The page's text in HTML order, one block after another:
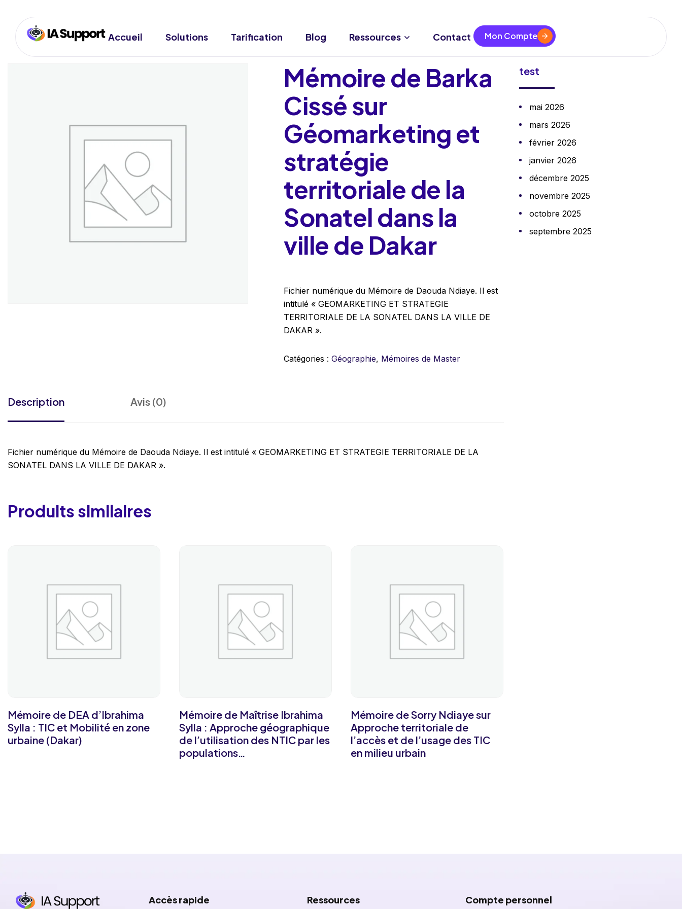
Accueil Solutions Tarification Blog Ressources Contact Mon Compte
Mémoire de Barka
Cissé sur
Géomarketing et
stratégie
territoriale de la
Sonatel dans la
ville de Dakar
Fichier numérique du Mémoire de Daouda Ndiaye. Il est
intitulé « GEOMARKETING ET STRATEGIE
TERRITORIALE DE LA SONATEL DANS LA VILLE DE
DAKAR ».
Catégories : Géographie, Mémoires de Master
Description Avis (0)
Fichier numérique du Mémoire de Daouda Ndiaye. Il est intitulé « GEOMARKETING ET STRATEGIE TERRITORIALE DE LA
SONATEL DANS LA VILLE DE DAKAR ».
Produits similaires
Mémoire de DEA d’Ibrahima
Sylla : TIC et Mobilité en zone
urbaine (Dakar)
Mémoire de Maîtrise Ibrahima
Sylla : Approche géographique
de l’utilisation des NTIC par les
populations…
Mémoire de Sorry Ndiaye sur
Approche territoriale de
l’accès et de l’usage des TIC
en milieu urbain
test
mai 2026
mars 2026
février 2026
janvier 2026
décembre 2025
novembre 2025
octobre 2025
septembre 2025
Accès rapide Ressources Compte personnel